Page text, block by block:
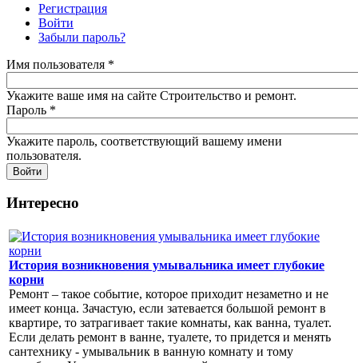
Регистрация
Войти
Забыли пароль?
Имя пользователя *
Укажите ваше имя на сайте Строительство и ремонт.
Пароль *
Укажите пароль, соответствующий вашему имени
пользователя.
Интересно
История возникновения умывальника имеет глубокие
корни
Ремонт – такое событие, которое приходит незаметно и не
имеет конца. Зачастую, если затевается большой ремонт в
квартире, то затрагивает такие комнаты, как ванна, туалет.
Если делать ремонт в ванне, туалете, то придется и менять
сантехнику - умывальник в ванную комнату и тому